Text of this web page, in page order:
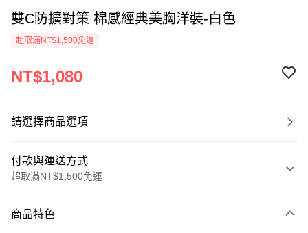
雙C防擴對策 棉感經典美胸洋裝-白色
超取滿NT$1,500免運
NT$1,080
請選擇商品選項
付款與運送方式
超取滿NT$1,500免運
信用卡一次付款
商品特色